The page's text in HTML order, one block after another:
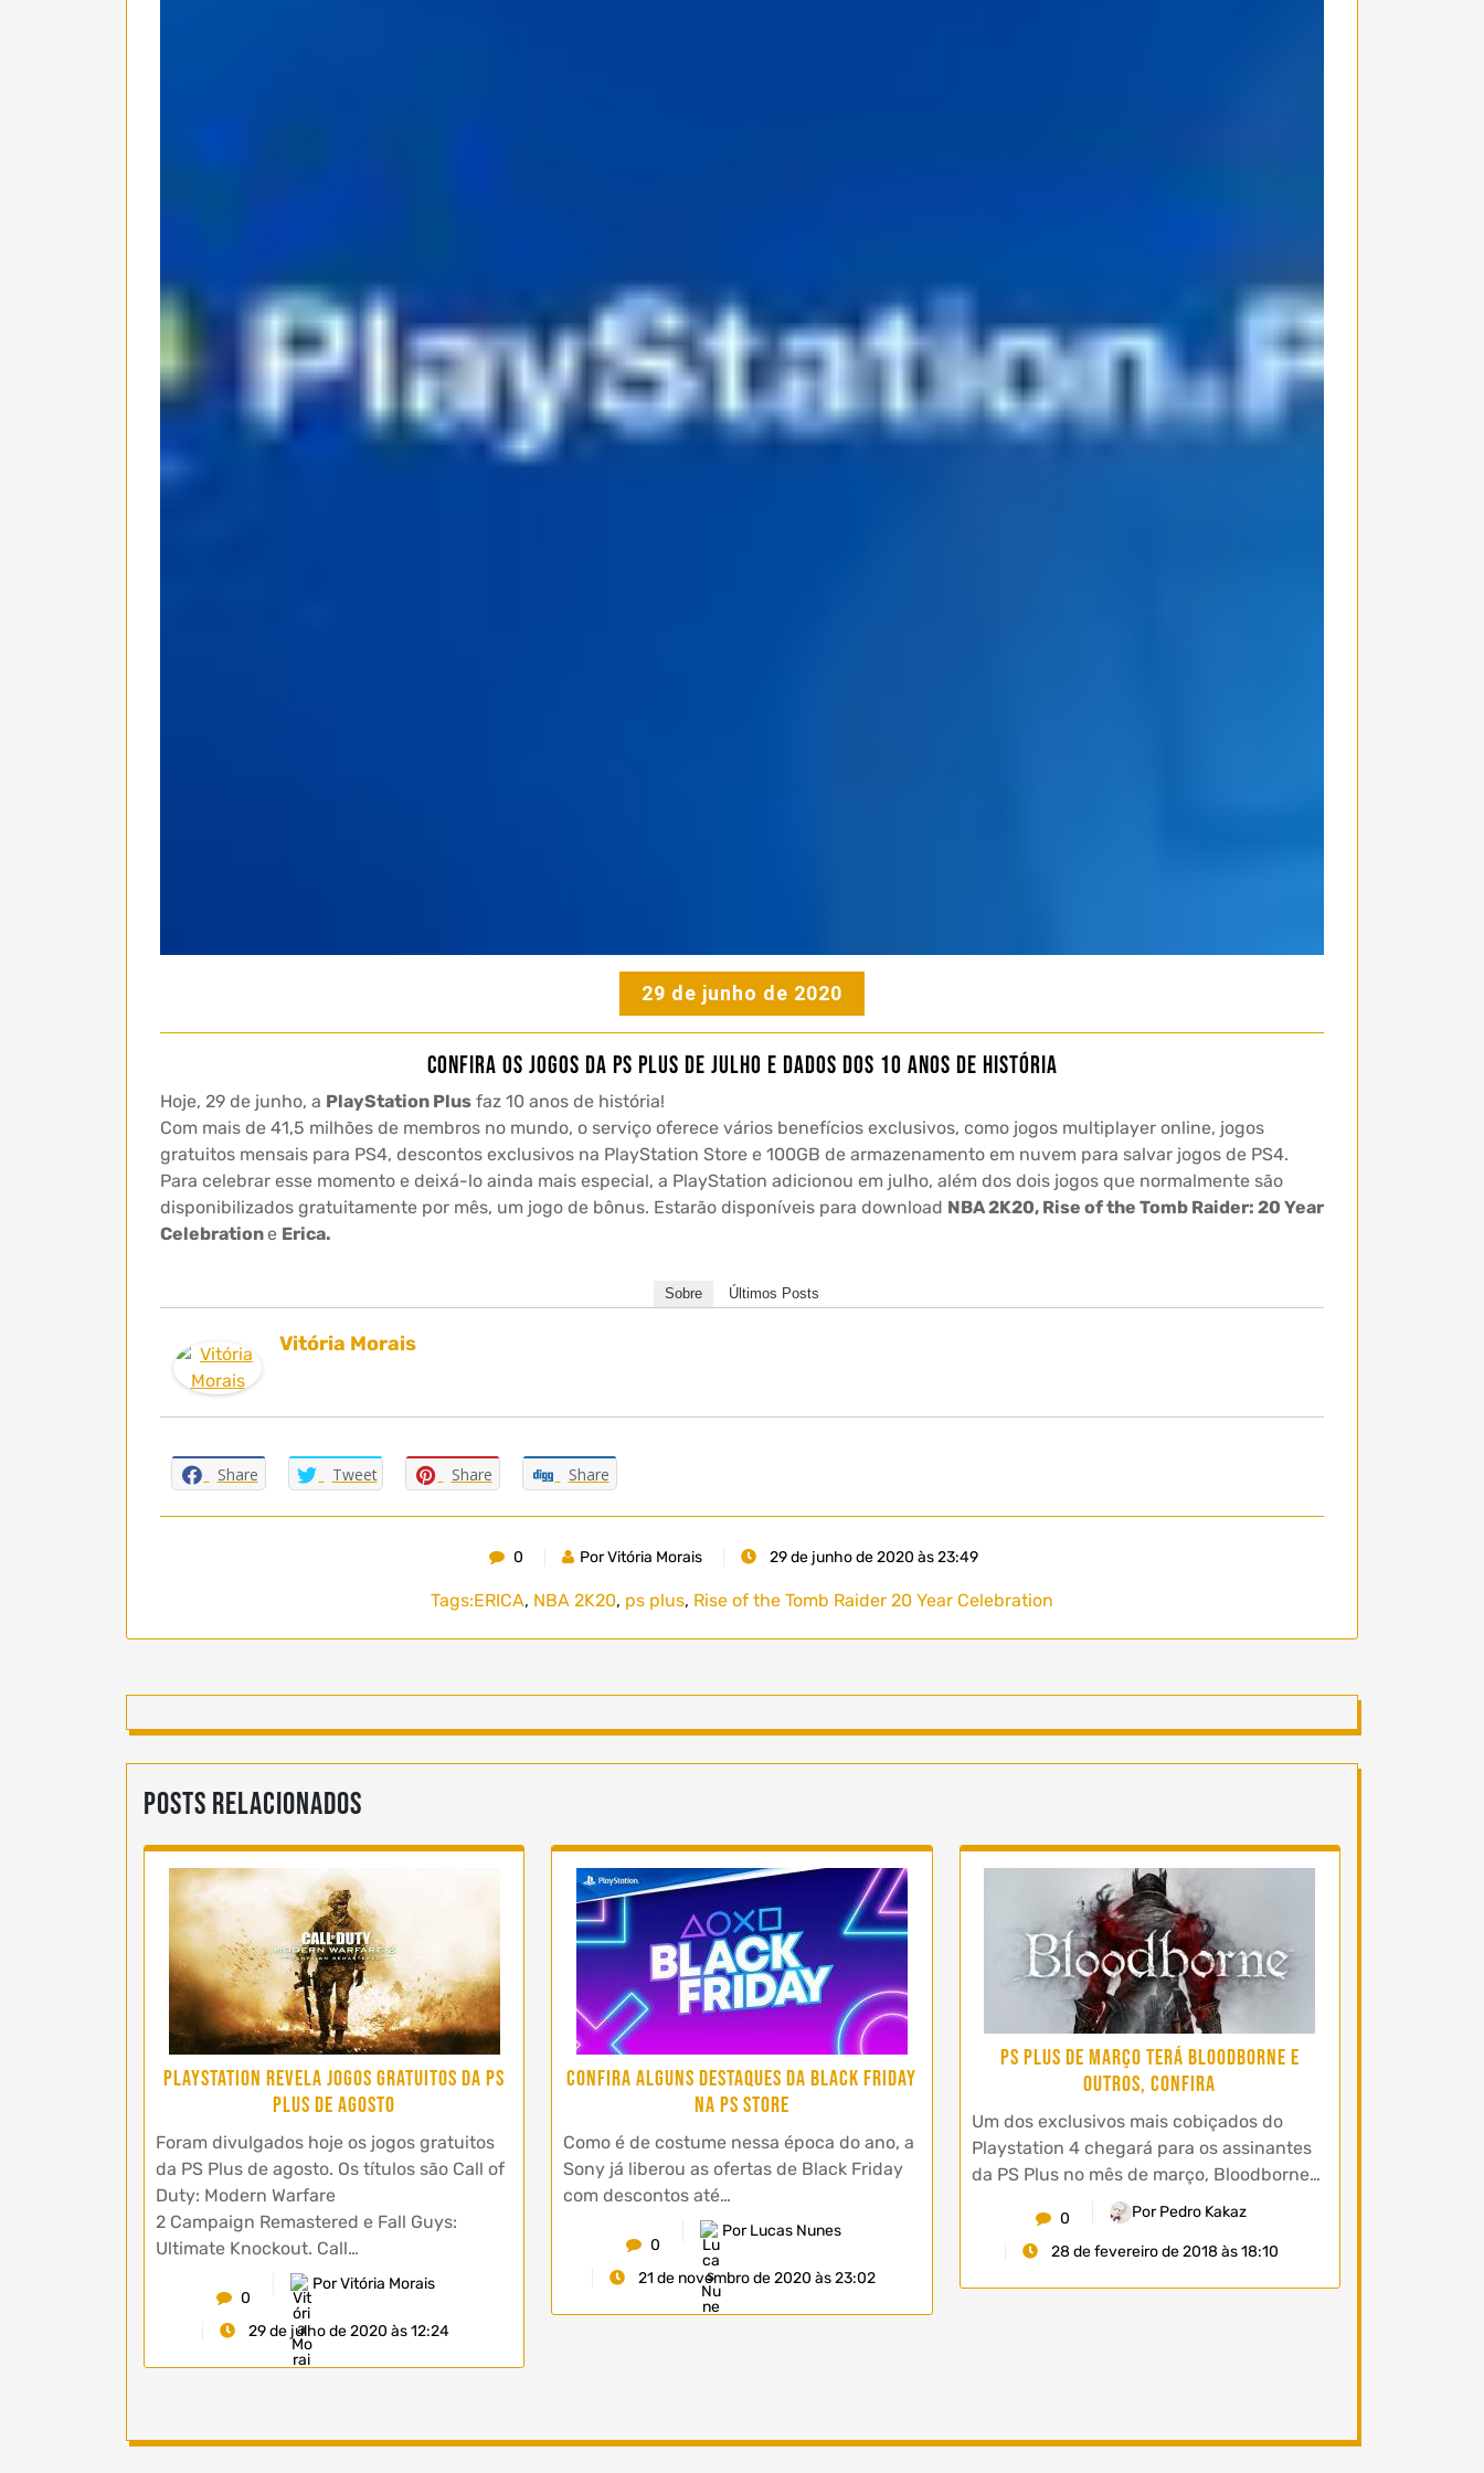
29 de junho de 2020
Confira os jogos da PS Plus de Julho e dados dos 10 anos de história
Hoje, 29 de junho, a PlayStation Plus faz 10 anos de história!
Com mais de 41,5 milhões de membros no mundo, o serviço oferece vários benefícios exclusivos, como jogos multiplayer online, jogos
gratuitos mensais para PS4, descontos exclusivos na PlayStation Store e 100GB de armazenamento em nuvem para salvar jogos de PS4.
Para celebrar esse momento e deixá-lo ainda mais especial, a PlayStation adicionou em julho, além dos dois jogos que normalmente são
disponibilizados gratuitamente por mês, um jogo de bônus. Estarão disponíveis para download NBA 2K20, Rise of the Tomb Raider: 20 Year
Celebratione Erica.
Sobre Últimos Posts
Vitória Morais
Share Tweet Share Share
0 Por Vitória Morais 29 de junho de 2020 às 23:49
Tags:ERICA, NBA 2K20, ps plus, Rise of the Tomb Raider 20 Year Celebration
Posts Relacionados
PlayStation revela jogos gratuitos da PS
Plus de agosto
Foram divulgados hoje os jogos gratuitos
da PS Plus de agosto. Os títulos são Call of
Duty: Modern Warfare
2 Campaign Remastered e Fall Guys:
Ultimate Knockout. Call…
0
Por Vitória Morais
29 de julho de 2020 às 12:24
Confira alguns destaques da Black Friday
na PS Store
Como é de costume nessa época do ano, a
Sony já liberou as ofertas de Black Friday
com descontos até…
0
Por Lucas Nunes
21 de novembro de 2020 às 23:02
PS Plus de Março terá Bloodborne e
outros, confira
Um dos exclusivos mais cobiçados do
Playstation 4 chegará para os assinantes
da PS Plus no mês de março, Bloodborne…
0 Por Pedro Kakaz
28 de fevereiro de 2018 às 18:10